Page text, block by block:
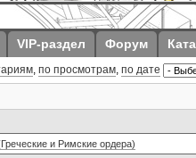
VIP-раздел Форум
, по просмотрам, по дате
и Римские ордера)